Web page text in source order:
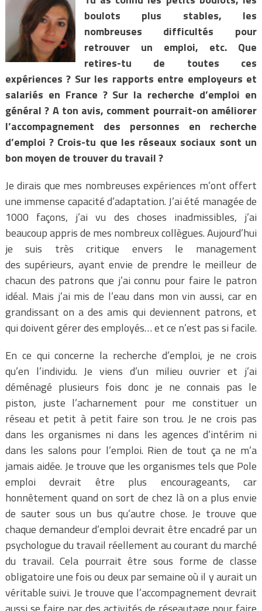
boulots plus stables, les
nombreuses difficultés pour
retrouver un emploi, etc. Que
retires-tu de toutes ces
expériences ? Sur les rapports entre employeurs et
salariés en France ? Sur la recherche d’emploi en
général ? A ton avis, comment pourrait-on améliorer
l’accompagnement des personnes en recherche
d’emploi ? Crois-tu que les réseaux sociaux sont un
bon moyen de trouver du travail ?
Je dirais que mes nombreuses expériences m’ont offert
une immense capacité d’adaptation. J’ai été managée de
1000 façons, j’ai vu des choses inadmissibles, j’ai
beaucoup appris de mes nombreux collègues. Aujourd’hui
je suis très critique envers le management
des supérieurs, ayant envie de prendre le meilleur de
chacun des patrons que j’ai connu pour faire le patron
idéal. Mais j’ai mis de l’eau dans mon vin aussi, car en
grandissant on a des amis qui deviennent patrons, et
qui doivent gérer des employés… et ce n’est pas si facile.
En ce qui concerne la recherche d’emploi, je ne crois
qu’en l’individu. Je viens d’un milieu ouvrier et j’ai
déménagé plusieurs fois donc je ne connais pas le
piston, juste l’acharnement pour me constituer un
réseau et petit à petit faire son trou. Je ne crois pas
dans les organismes ni dans les agences d’intérim ni
dans les salons pour l’emploi. Rien de tout ça ne m’a
jamais aidée. Je trouve que les organismes tels que Pole
emploi devrait être plus encourageants, car
honnêtement quand on sort de chez là on a plus envie
de sauter sous un bus qu’autre chose. Je trouve que
chaque demandeur d’emploi devrait être encadré par un
psychologue du travail réellement au courant du marché
du travail. Cela pourrait être sous forme de classe
obligatoire une fois ou deux par semaine où il y aurait un
véritable suivi. Je trouve que l’accompagnement devrait